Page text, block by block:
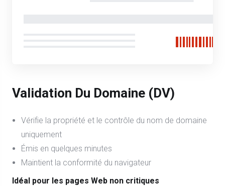
Validation Du Domaine (DV)
Vérifie la propriété et le contrôle du nom de domaine
uniquement
Émis en quelques minutes
Maintient la conformité du navigateur
Idéal pour les pages Web non critiques